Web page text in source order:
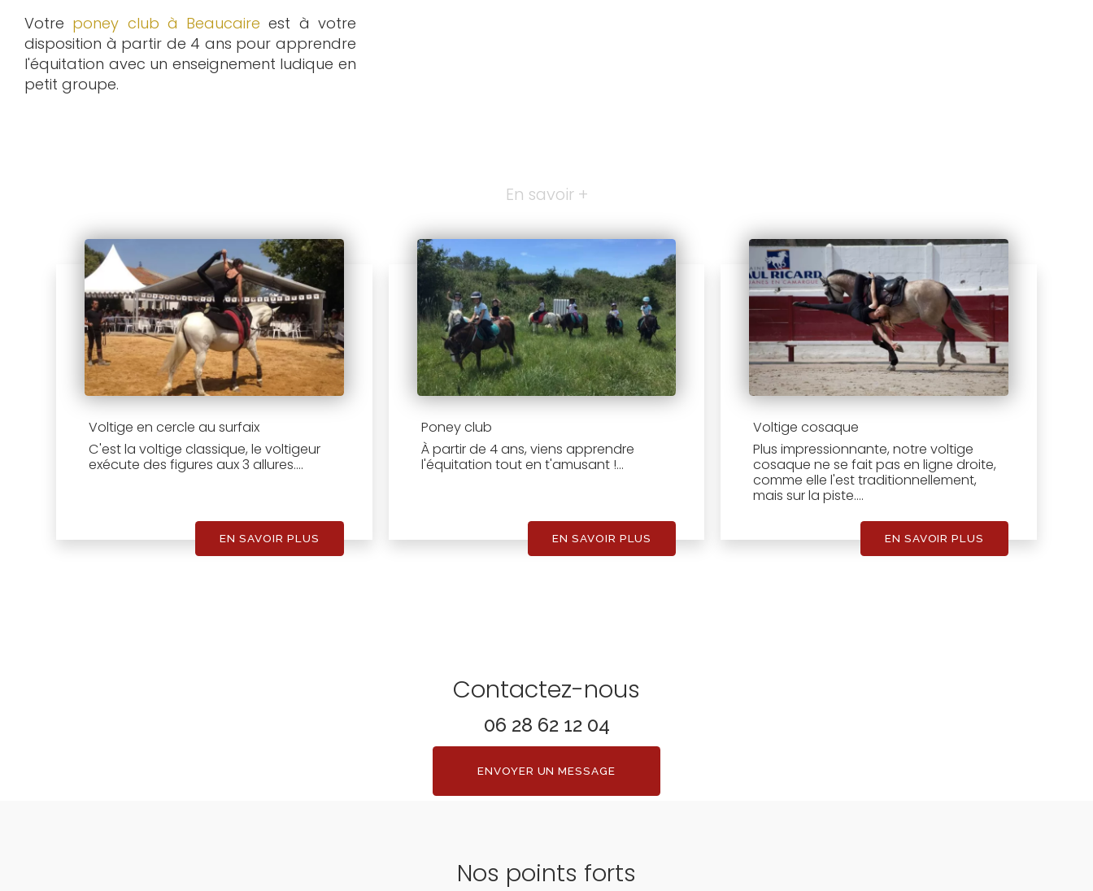
Votre poney club à Beaucaire est à votre
disposition à partir de 4 ans pour apprendre
l'équitation avec un enseignement ludique en
petit groupe.
En savoir +
Voltige en cercle au surfaix
C'est la voltige classique, le voltigeur
exécute des figures aux 3 allures....
EN SAVOIR PLUS
Poney club
À partir de 4 ans, viens apprendre
l'équitation tout en t'amusant !...
EN SAVOIR PLUS
Voltige cosaque
Plus impressionnante, notre voltige
cosaque ne se fait pas en ligne droite,
comme elle l'est traditionnellement,
mais sur la piste....
EN SAVOIR PLUS
Contactez-nous
06 28 62 12 04
ENVOYER UN MESSAGE
Nos points forts